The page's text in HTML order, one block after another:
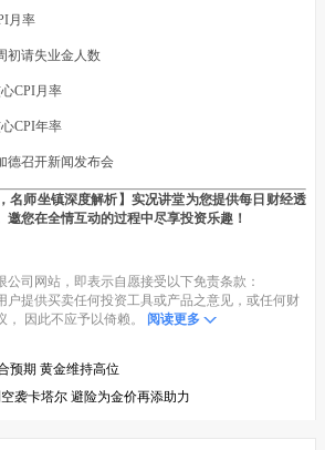
月率
初请失业金人数
CPI月率
CPI年率
德召开新闻发布会
名师坐镇深度解析】实况讲堂为您提供每日财经透
您在全情互动的过程中尽享投资乐趣！
公司网站，即表示自愿接受以下免责条款：
户提供买卖任何投资工具或产品之意见，或任何财
因此不应予以倚赖。 阅读更多
预期 黄金维持高位
袭卡塔尔 避险为金价再添助力